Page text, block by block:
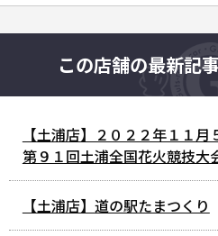
この店舗の最新記
【土浦店】２０２２年１１
第９１回土浦全国花火競技大
【土浦店】道の駅たまつくり